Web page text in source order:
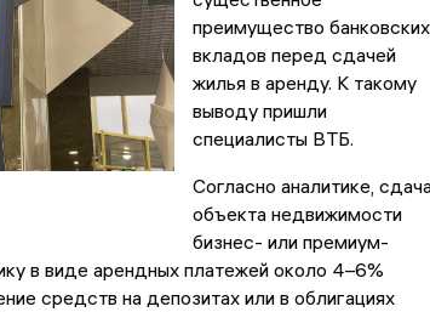
преимущество банковских
вкладов перед сдачей
жилья в аренду. К такому
выводу пришли
специалисты ВТБ.
Согласно аналитике,
объекта недвижимости
бизнес- или премиум-
в виде арендных платежей около 4–6%
средств на депозитах или в облигациях